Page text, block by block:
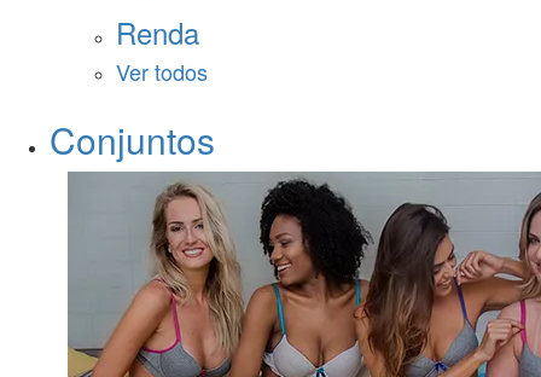
Renda
Ver todos
Conjuntos